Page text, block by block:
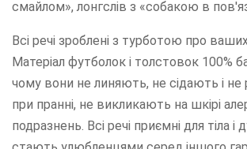
смайлом», лонгслів з «собакою в
Всі речі зроблені з турботою про
Матеріал футболок і толстовок 100%
чому вони не линяють, не сідають і не
при пранні, не викликають на шкірі
подразнень. Всі речі приємні для тіла